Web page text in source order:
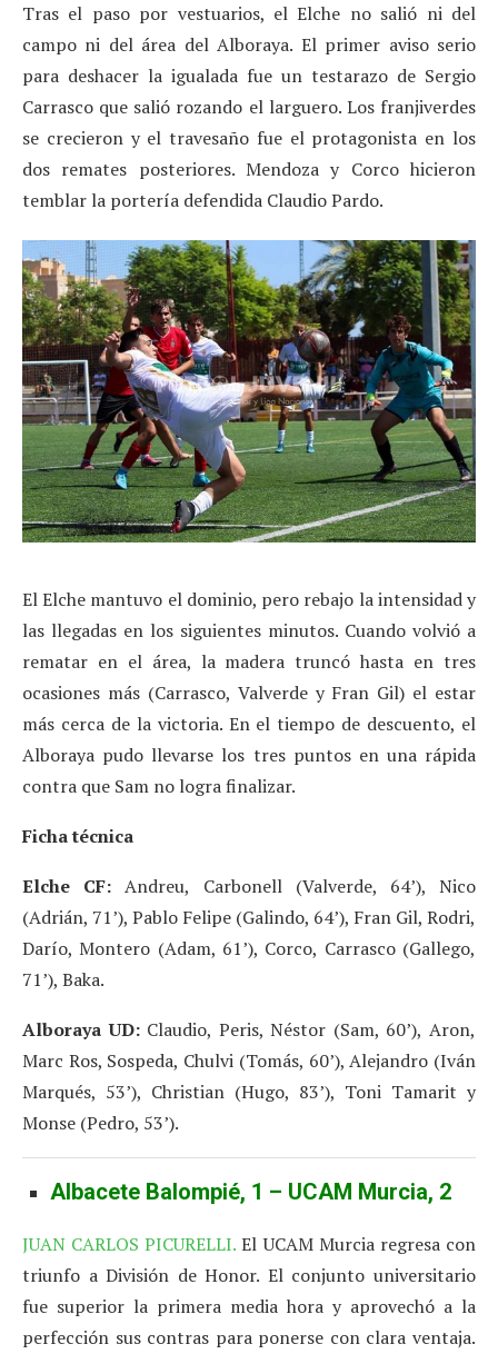
Tras el paso por vestuarios, el Elche no salió ni del
campo ni del área del Alboraya. El primer aviso serio
para deshacer la igualada fue un testarazo de Sergio
Carrasco que salió rozando el larguero. Los franjiverdes
se crecieron y el travesaño fue el protagonista en los
dos remates posteriores. Mendoza y Corco hicieron
temblar la portería defendida Claudio Pardo.
El Elche mantuvo el dominio, pero rebajo la intensidad y
las llegadas en los siguientes minutos. Cuando volvió a
rematar en el área, la madera truncó hasta en tres
ocasiones más (Carrasco, Valverde y Fran Gil) el estar
más cerca de la victoria. En el tiempo de descuento, el
Alboraya pudo llevarse los tres puntos en una rápida
contra que Sam no logra finalizar.
Ficha técnica
Elche CF: Andreu, Carbonell (Valverde, 64’), Nico
(Adrián, 71’), Pablo Felipe (Galindo, 64’), Fran Gil, Rodri,
Darío, Montero (Adam, 61’), Corco, Carrasco (Gallego,
71’), Baka.
Alboraya UD:Claudio, Peris, Néstor (Sam, 60’), Aron,
Marc Ros, Sospeda, Chulvi (Tomás, 60’), Alejandro (Iván
Marqués, 53’), Christian (Hugo, 83’), Toni Tamarit y
Monse (Pedro, 53’).
Albacete Balompié, 1 – UCAM Murcia, 2
JUAN CARLOS PICURELLI. El UCAM Murcia regresa con
triunfo a División de Honor. El conjunto universitario
fue superior la primera media hora y aprovechó a la
perfección sus contras para ponerse con clara ventaja.